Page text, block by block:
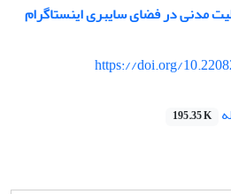
مدنی در فضای سایبری اینستاگرام
https://doi.org/
195.35 K